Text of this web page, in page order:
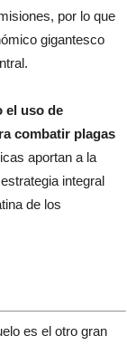
por lo que
gigantesco
el uso de
combatir plagas
aportan a la
integral
de los
es el otro gran